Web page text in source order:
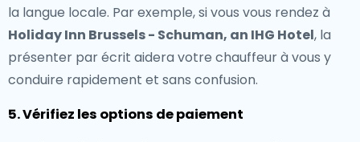
la langue locale. Par exemple, si vous vous rendez à
Holiday Inn Brussels - Schuman, an IHG Hotel, la
présenter par écrit aidera votre chauffeur à vous y
conduire rapidement et sans confusion.
5. Vérifiez les options de paiement